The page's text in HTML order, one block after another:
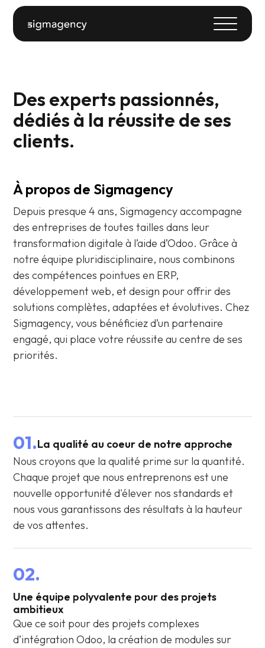
Des experts passionnés,
dédiés à la réussite de ses
clients.
À propos de Sigmagency
Depuis presque 4 ans, Sigmagency accompagne
des entreprises de toutes tailles dans leur
transformation digitale à l’aide d’Odoo. Grâce à
notre équipe pluridisciplinaire, nous combinons
des compétences pointues en ERP,
développement web, et design pour offrir des
solutions complètes, adaptées et évolutives. Chez
Sigmagency, vous bénéficiez d’un partenaire
engagé, qui place votre réussite au centre de ses
priorités.
01.La qualité au coeur de notre approche
Nous croyons que la qualité prime sur la quantité.
Chaque projet que nous entreprenons est une
nouvelle opportunité d'élever nos standards et
nous vous garantissons des résultats à la hauteur
de vos attentes.
02.
Une équipe polyvalente pour des projets
ambitieux
Que ce soit pour des projets complexes
d’intégration Odoo, la création de modules sur